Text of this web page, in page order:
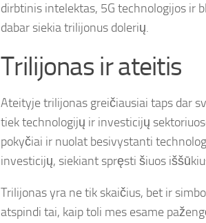
dirbtinis intelektas, 5G technologijos ir
dabar siekia trilijonus dolerių.
Trilijonas ir ateitis
Ateityje trilijonas greičiausiai taps dar
tiek technologijų ir investicijų
pokyčiai ir nuolat besivystanti
investicijų, siekiant spręsti šiuos
Trilijonas yra ne tik skaičius, bet ir
atspindi tai, kaip toli mes esame